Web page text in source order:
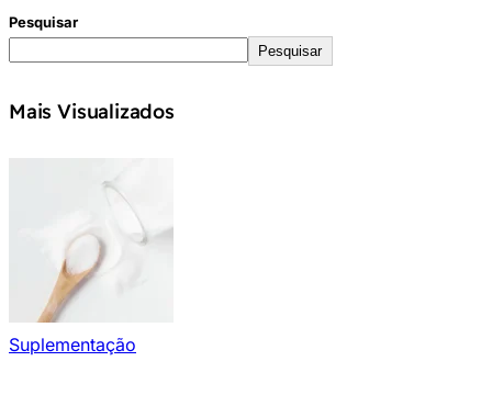
Pesquisar
Pesquisar
Mais Visualizados
Suplementação